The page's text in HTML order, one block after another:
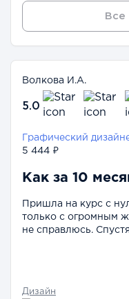
Волкова И.А.
5.0
Графический
5 444 ₽
Как за 10
Пришла на курс с
только с огромным
не справлюсь.
Дизайн